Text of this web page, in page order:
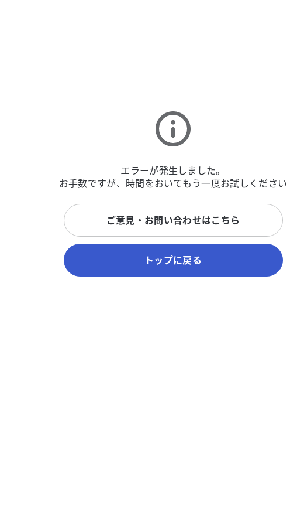
エラーが発生しました。
お手数ですが、時間をおいてもう一度お試しください
ご意見・お問い合わせはこちら
トップに戻る